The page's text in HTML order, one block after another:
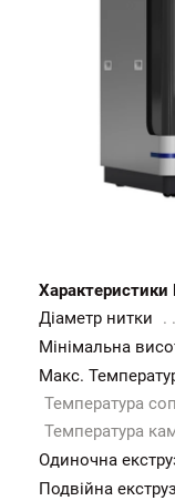
Характеристики
Діаметр нитки
Мінімальна
Макс.
Температура
Температура
Одиночна
Подвійна